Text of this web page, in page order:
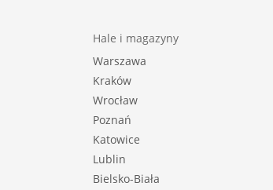
Hale i magazyny
Warszawa
Kraków
Wrocław
Poznań
Katowice
Lublin
Bielsko-Biała